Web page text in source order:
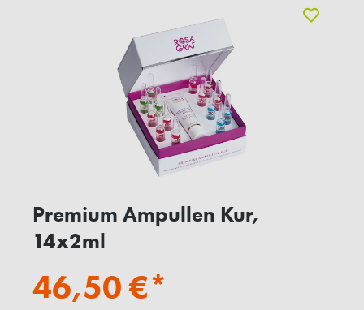
Premium Ampullen Kur,
14x2ml
46,50 €*